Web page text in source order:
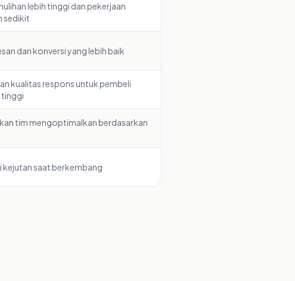
lebih tinggi dan pekerjaan
sedikit
dan konversi yang lebih baik
kualitas respons untuk pembeli
tinggi
tim mengoptimalkan berdasarkan
kejutan saat berkembang